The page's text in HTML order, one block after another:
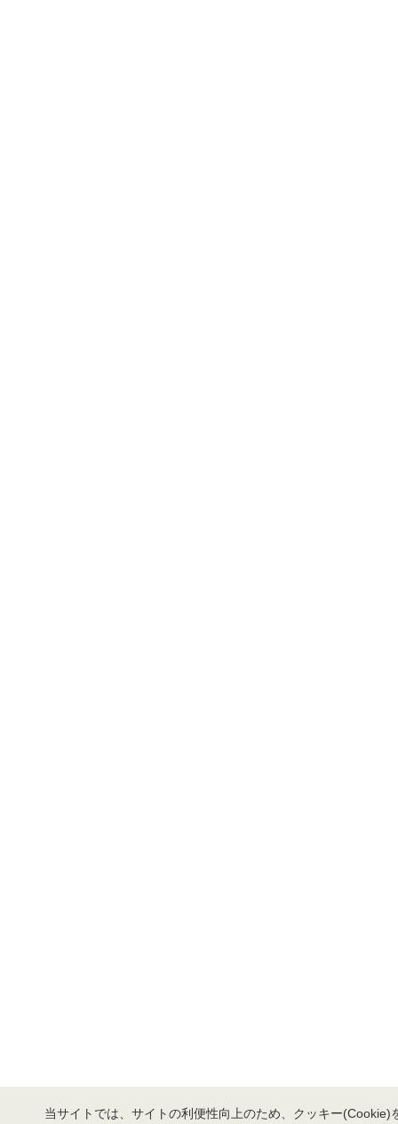
当サイトでは、サイトの利便性向上のため、クッキー